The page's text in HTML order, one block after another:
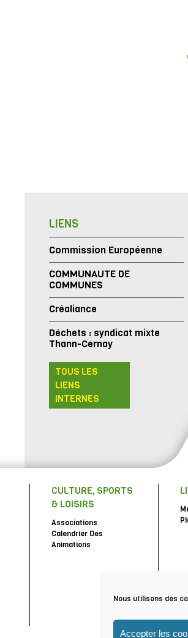
Nous utilisons des
Accepter les
LIENS
Commission Européenne
COMMUNAUTE DE
COMMUNES
Créaliance
Déchets : syndicat mixte
Thann-Cernay
TOUS LES
LIENS
INTERNES
CULTURE, SPORTS
& LOISIRS
Associations
Calendrier Des
Animations